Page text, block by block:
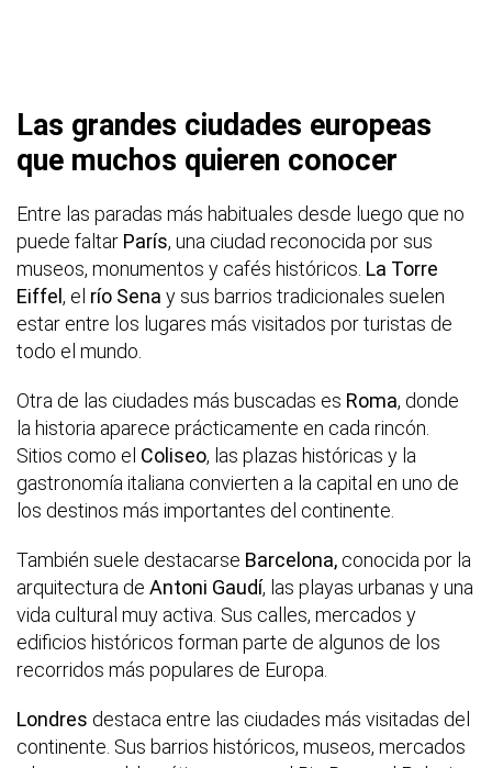
Las grandes ciudades europeas
que muchos quieren conocer
Entre las paradas más habituales desde luego que no
puede faltar París, una ciudad reconocida por sus
museos, monumentos y cafés históricos. La Torre
Eiffel , el río Sena y sus barrios tradicionales suelen
estar entre los lugares más visitados por turistas de
todo el mundo.
Otra de las ciudades más buscadas es Roma, donde
la historia aparece prácticamente en cada rincón.
Sitios como el Coliseo, las plazas históricas y la
gastronomía italiana convierten a la capital en uno de
los destinos más importantes del continente.
También suele destacarse Barcelona, conocida por la
arquitectura de Antoni Gaudí, las playas urbanas y una
vida cultural muy activa. Sus calles, mercados y
edificios históricos forman parte de algunos de los
recorridos más populares de Europa.
Londres destaca entre las ciudades más visitadas del
continente. Sus barrios históricos, museos, mercados